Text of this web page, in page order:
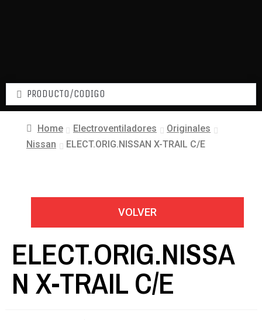
Home Electroventiladores
Originales
Nissan
ELECT.ORIG.NISSAN X-TRAIL C/E
VOLVER
ELECT.ORIG.NISSA
N X-TRAIL C/E